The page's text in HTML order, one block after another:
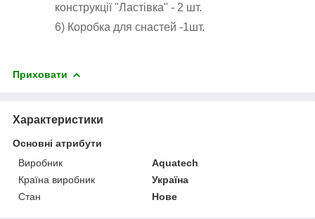
конструкції "Ластівка" - 2 шт.
6) Коробка для снастей -1шт.
Приховати
Характеристики
Основні атрибути
Виробник
Aquatech
Країна виробник
Україна
Стан
Нове